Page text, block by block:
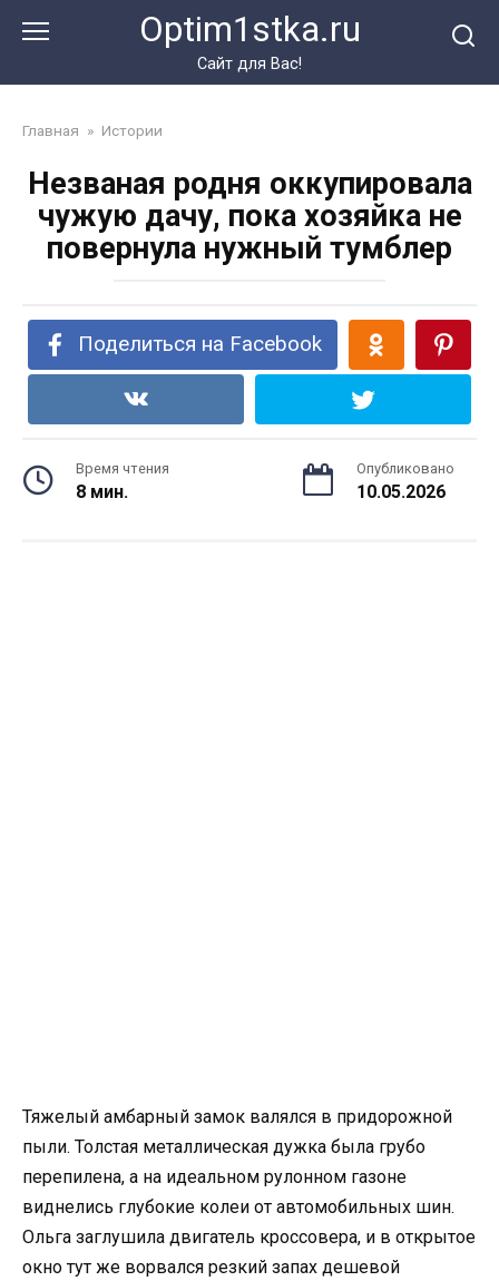
Optim1stka.ru
Сайт для Вас!
Главная » Истории
Незваная родня оккупировала
чужую дачу, пока хозяйка не
повернула нужный тумблер
Поделиться на Facebook
Время чтения
8 мин.
Опубликовано
10.05.2026
Тяжелый амбарный замок валялся в придорожной
пыли. Толстая металлическая дужка была грубо
перепилена, а на идеальном рулонном газоне
виднелись глубокие колеи от автомобильных шин.
Ольга заглушила двигатель кроссовера, и в открытое
окно тут же ворвался резкий запах дешевой